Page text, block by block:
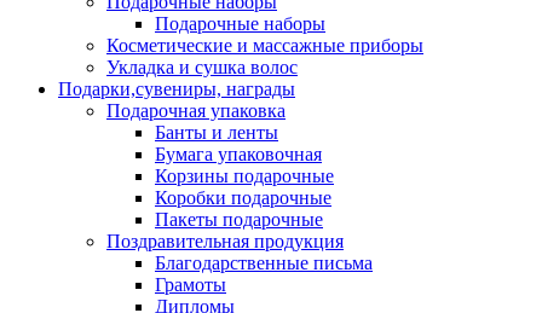
Подарочные наборы
Косметические и массажные приборы
Укладка и сушка волос
Подарки,сувениры, награды
Подарочная упаковка
Банты и ленты
Бумага упаковочная
Корзины подарочные
Коробки подарочные
Пакеты подарочные
Поздравительная продукция
Благодарственные письма
Грамоты
Дипломы